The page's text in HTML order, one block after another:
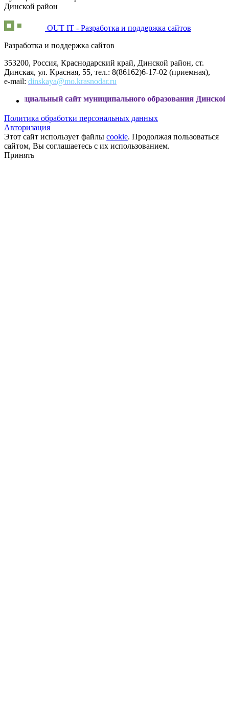
Динской район
OUT IT - Разработка и поддержка сайтов
Разработка и поддержка сайтов
353200, Россия, Краснодарский край, Динской район, ст.
Динская, ул. Красная, 55, тел.: 8(86162)6-17-02 (приемная),
e-mail: dinskaya@mo.krasnodar.ru
сайт муниципального образования Динской район
Политика обработки персональных данных
Авторизация
Этот сайт использует файлы cookie. Продолжая пользоваться
сайтом, Вы соглашаетесь с их использованием.
Принять